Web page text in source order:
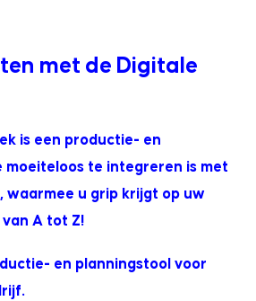
met de Digitale
is een productie- en
moeiteloos te integreren is met
waarmee u grip krijgt op uw
A tot Z!
en planningstool voor